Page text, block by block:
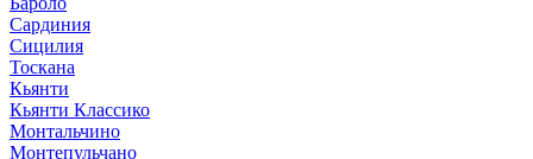
Сардиния
Сицилия
Тоскана
Кьянти
Кьянти Классико
Монтальчино
Монтепульчано